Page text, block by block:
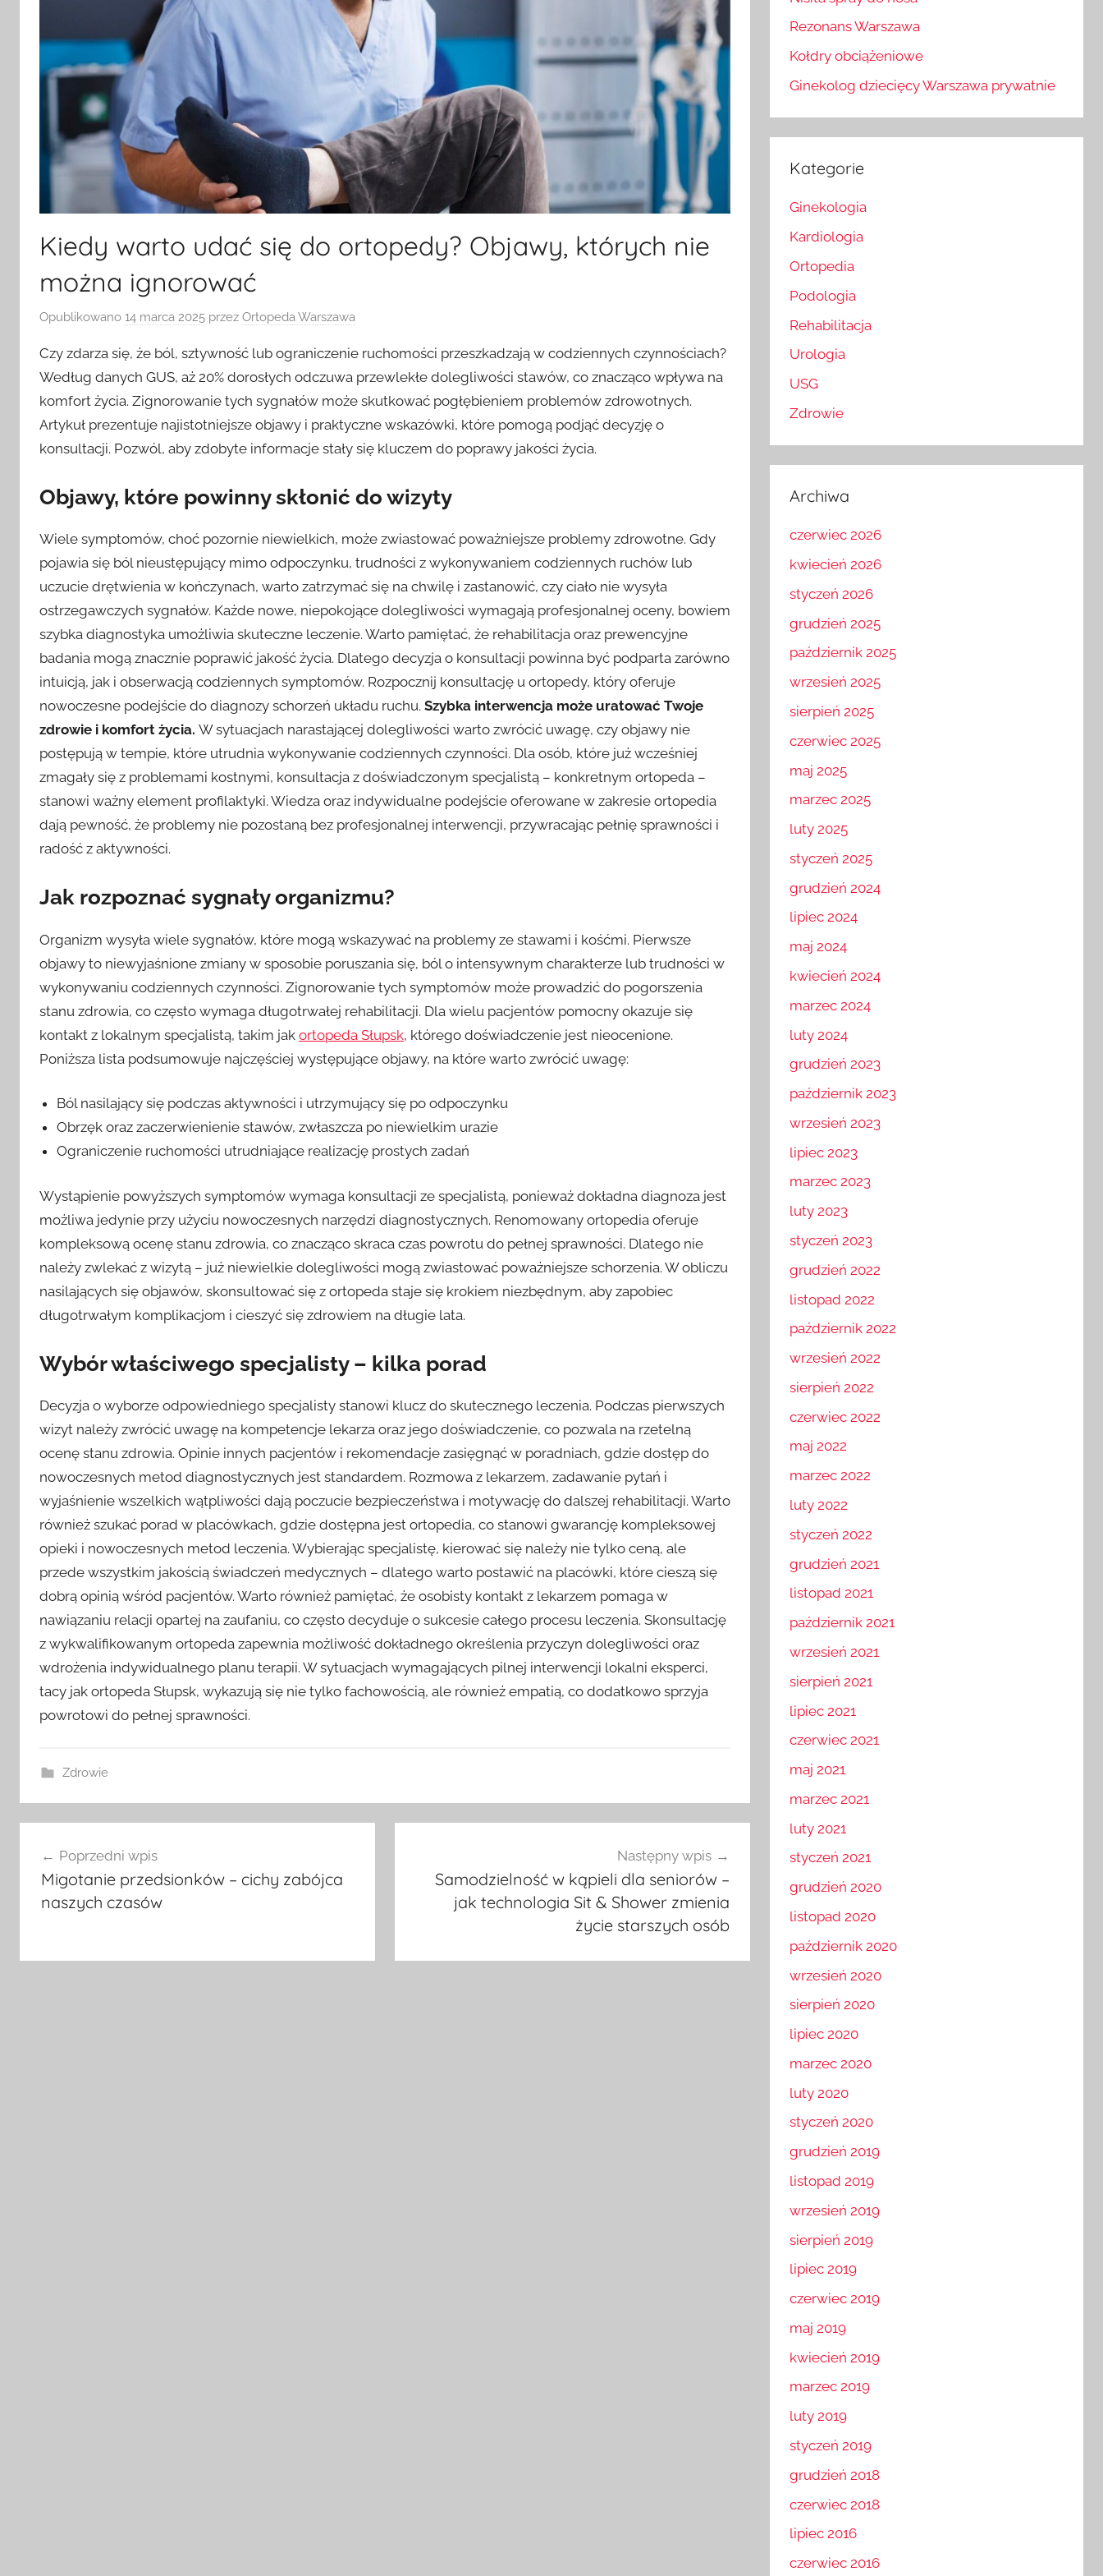
Kiedy warto udać się do ortopedy? Objawy, których nie
można ignorować
Opublikowano 14 marca 2025 przez Ortopeda Warszawa
Czy zdarza się, że ból, sztywność lub ograniczenie ruchomości przeszkadzają w codziennych czynnościach?
Według danych GUS, aż 20% dorosłych odczuwa przewlekłe dolegliwości stawów, co znacząco wpływa na
komfort życia. Zignorowanie tych sygnałów może skutkować pogłębieniem problemów zdrowotnych.
Artykuł prezentuje najistotniejsze objawy i praktyczne wskazówki, które pomogą podjąć decyzję o
konsultacji. Pozwól, aby zdobyte informacje stały się kluczem do poprawy jakości życia.
Objawy, które powinny skłonić do wizyty
Wiele symptomów, choć pozornie niewielkich, może zwiastować poważniejsze problemy zdrowotne. Gdy
pojawia się ból nieustępujący mimo odpoczynku, trudności z wykonywaniem codziennych ruchów lub
uczucie drętwienia w kończynach, warto zatrzymać się na chwilę i zastanowić, czy ciało nie wysyła
ostrzegawczych sygnałów. Każde nowe, niepokojące dolegliwości wymagają profesjonalnej oceny, bowiem
szybka diagnostyka umożliwia skuteczne leczenie. Warto pamiętać, że rehabilitacja oraz prewencyjne
badania mogą znacznie poprawić jakość życia. Dlatego decyzja o konsultacji powinna być podparta zarówno
intuicją, jak i obserwacją codziennych symptomów. Rozpocznij konsultację u ortopedy, który oferuje
nowoczesne podejście do diagnozy schorzeń układu ruchu. Szybka interwencja może uratować Twoje
zdrowie i komfort życia. W sytuacjach narastającej dolegliwości warto zwrócić uwagę, czy objawy nie
postępują w tempie, które utrudnia wykonywanie codziennych czynności. Dla osób, które już wcześniej
zmagały się z problemami kostnymi, konsultacja z doświadczonym specjalistą – konkretnym ortopeda –
stanowi ważny element profilaktyki. Wiedza oraz indywidualne podejście oferowane w zakresie ortopedia
dają pewność, że problemy nie pozostaną bez profesjonalnej interwencji, przywracając pełnię sprawności i
radość z aktywności.
Jak rozpoznać sygnały organizmu?
Organizm wysyła wiele sygnałów, które mogą wskazywać na problemy ze stawami i kośćmi. Pierwsze
objawy to niewyjaśnione zmiany w sposobie poruszania się, ból o intensywnym charakterze lub trudności w
wykonywaniu codziennych czynności. Zignorowanie tych symptomów może prowadzić do pogorszenia
stanu zdrowia, co często wymaga długotrwałej rehabilitacji. Dla wielu pacjentów pomocny okazuje się
kontakt z lokalnym specjalistą, takim jak ortopeda Słupsk, którego doświadczenie jest nieocenione.
Poniższa lista podsumowuje najczęściej występujące objawy, na które warto zwrócić uwagę:
Ból nasilający się podczas aktywności i utrzymujący się po odpoczynku
Obrzęk oraz zaczerwienienie stawów, zwłaszcza po niewielkim urazie
Ograniczenie ruchomości utrudniające realizację prostych zadań
Wystąpienie powyższych symptomów wymaga konsultacji ze specjalistą, ponieważ dokładna diagnoza jest
możliwa jedynie przy użyciu nowoczesnych narzędzi diagnostycznych. Renomowany ortopedia oferuje
kompleksową ocenę stanu zdrowia, co znacząco skraca czas powrotu do pełnej sprawności. Dlatego nie
należy zwlekać z wizytą – już niewielkie dolegliwości mogą zwiastować poważniejsze schorzenia. W obliczu
nasilających się objawów, skonsultować się z ortopeda staje się krokiem niezbędnym, aby zapobiec
długotrwałym komplikacjom i cieszyć się zdrowiem na długie lata.
Wybór właściwego specjalisty – kilka porad
Decyzja o wyborze odpowiedniego specjalisty stanowi klucz do skutecznego leczenia. Podczas pierwszych
wizyt należy zwrócić uwagę na kompetencje lekarza oraz jego doświadczenie, co pozwala na rzetelną
ocenę stanu zdrowia. Opinie innych pacjentów i rekomendacje zasięgnąć w poradniach, gdzie dostęp do
nowoczesnych metod diagnostycznych jest standardem. Rozmowa z lekarzem, zadawanie pytań i
wyjaśnienie wszelkich wątpliwości dają poczucie bezpieczeństwa i motywację do dalszej rehabilitacji. Warto
również szukać porad w placówkach, gdzie dostępna jest ortopedia, co stanowi gwarancję kompleksowej
opieki i nowoczesnych metod leczenia. Wybierając specjalistę, kierować się należy nie tylko ceną, ale
przede wszystkim jakością świadczeń medycznych – dlatego warto postawić na placówki, które cieszą się
dobrą opinią wśród pacjentów. Warto również pamiętać, że osobisty kontakt z lekarzem pomaga w
nawiązaniu relacji opartej na zaufaniu, co często decyduje o sukcesie całego procesu leczenia. Skonsultację
z wykwalifikowanym ortopeda zapewnia możliwość dokładnego określenia przyczyn dolegliwości oraz
wdrożenia indywidualnego planu terapii. W sytuacjach wymagających pilnej interwencji lokalni eksperci,
tacy jak ortopeda Słupsk, wykazują się nie tylko fachowością, ale również empatią, co dodatkowo sprzyja
powrotowi do pełnej sprawności.
Zdrowie
wpisuPoprzedni wpis
Migotanie przedsionków – cichy zabójca
naszych czasów
Następny wpis
Samodzielność w kąpieli dla seniorów –
jak technologia Sit & Shower zmienia
życie starszych osób
Rezonans Warszawa
Kołdry obciążeniowe
Ginekolog dziecięcy Warszawa prywatnie
Kategorie
Ginekologia
Kardiologia
Ortopedia
Podologia
Rehabilitacja
Urologia
USG
Zdrowie
Archiwa
czerwiec 2026
kwiecień 2026
styczeń 2026
grudzień 2025
październik 2025
wrzesień 2025
sierpień 2025
czerwiec 2025
maj 2025
marzec 2025
luty 2025
styczeń 2025
grudzień 2024
lipiec 2024
maj 2024
kwiecień 2024
marzec 2024
luty 2024
grudzień 2023
październik 2023
wrzesień 2023
lipiec 2023
marzec 2023
luty 2023
styczeń 2023
grudzień 2022
listopad 2022
październik 2022
wrzesień 2022
sierpień 2022
czerwiec 2022
maj 2022
marzec 2022
luty 2022
styczeń 2022
grudzień 2021
listopad 2021
październik 2021
wrzesień 2021
sierpień 2021
lipiec 2021
czerwiec 2021
maj 2021
marzec 2021
luty 2021
styczeń 2021
grudzień 2020
listopad 2020
październik 2020
wrzesień 2020
sierpień 2020
lipiec 2020
marzec 2020
luty 2020
styczeń 2020
grudzień 2019
listopad 2019
wrzesień 2019
sierpień 2019
lipiec 2019
czerwiec 2019
maj 2019
kwiecień 2019
marzec 2019
luty 2019
styczeń 2019
grudzień 2018
czerwiec 2018
lipiec 2016
czerwiec 2016